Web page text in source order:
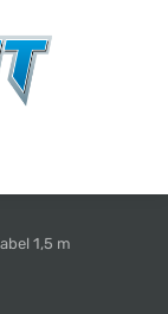
1,5 m